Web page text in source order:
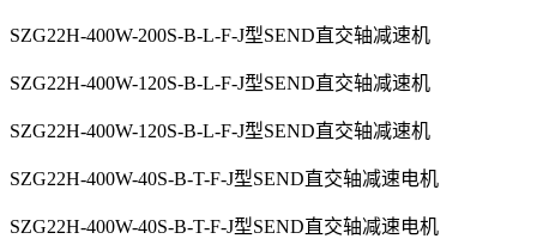
SZG22H-400W-200S-B-L-F-J型SEND直交轴减速机
SZG22H-400W-120S-B-L-F-J型SEND直交轴减速机
SZG22H-400W-120S-B-L-F-J型SEND直交轴减速机
SZG22H-400W-40S-B-T-F-J型SEND直交轴减速电机
SZG22H-400W-40S-B-T-F-J型SEND直交轴减速电机